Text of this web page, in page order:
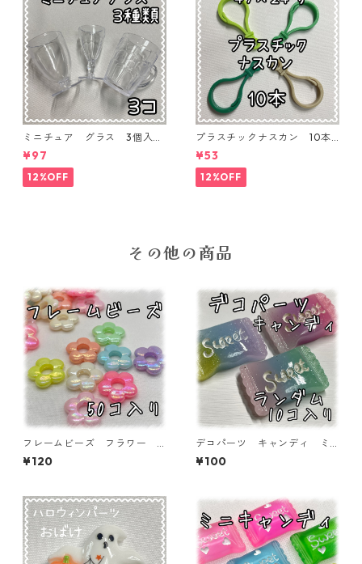
ミニチュア グラス 3個入り
【MNT-GLS-3P-01】
¥97
12%OFF
プラスチックナスカン 10本
入り【PK-10】
¥53
12%OFF
その他の商品
フレームビーズ フラワー
オーロラ加工 ミックス 50
個入り【AB‐FU10】
¥120
デコパーツ キャンディ ミ
ックス10個入り 貼り付けパ
ーツ【DP-CY-007-MIX】
¥100